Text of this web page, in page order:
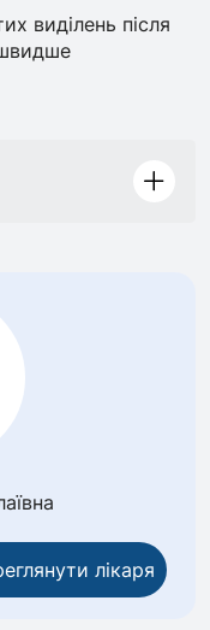
виділень після
лікаря